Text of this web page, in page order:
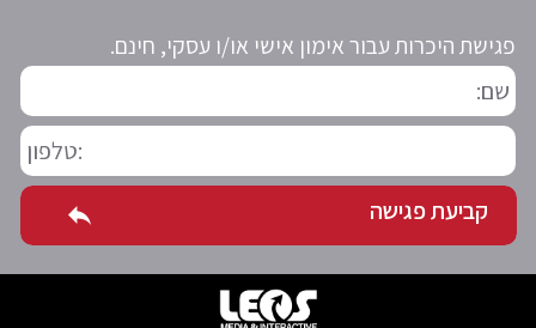
פגישת היכרות עבור אימון אישי או/ו עסקי, חינם.